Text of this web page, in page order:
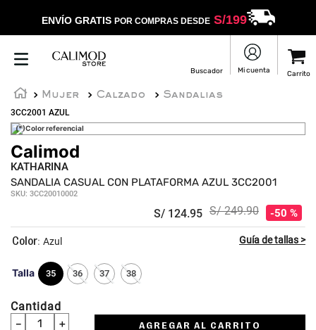
ENVÍO GRATIS POR COMPRAS DESDES/199
Mujer Calzado
Sandalias
3CC2001 AZUL
(*)Color referencial
Calimod
KATHARINA
SANDALIA CASUAL CON PLATAFORMA AZUL 3CC2001
SKU: 3CC20010002
S/ 124.95 S/ 249.90 50 %
Talla 35 36 37 38
: Azul
Cantidad
＋
－ AGREGAR AL CARRITO